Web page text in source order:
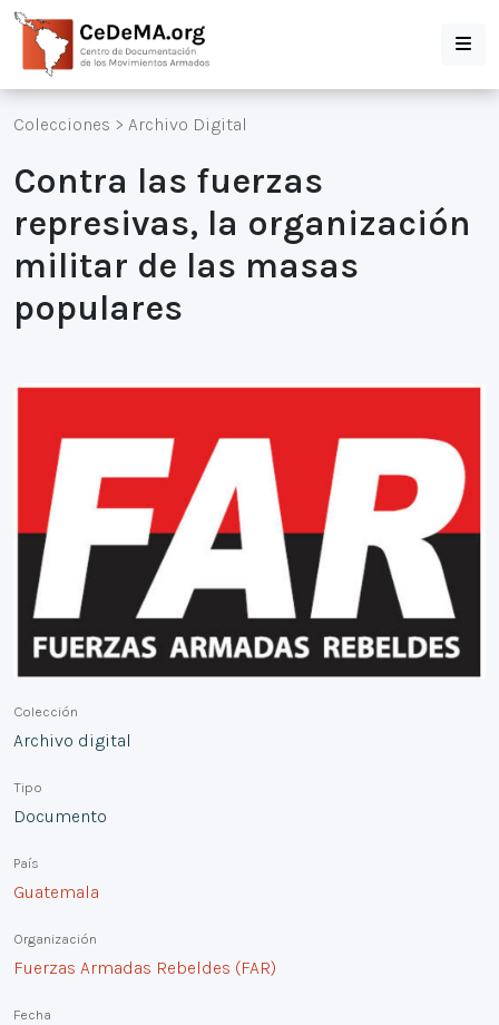
Colecciones > Archivo Digital
Contra las fuerzas
represivas, la organización
militar de las masas
populares
Colección
Archivo digital
Tipo
Documento
País
Guatemala
Organización
Fuerzas Armadas Rebeldes (FAR)
Fecha